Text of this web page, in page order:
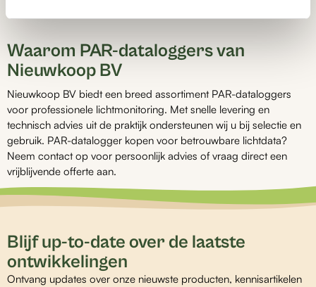
Waarom PAR-dataloggers van
Nieuwkoop BV
Nieuwkoop BV biedt een breed assortiment PAR-dataloggers
voor professionele lichtmonitoring. Met snelle levering en
technisch advies uit de praktijk ondersteunen wij u bij selectie en
gebruik. PAR-datalogger kopen voor betrouwbare lichtdata?
Neem contact op voor persoonlijk advies of vraag direct een
vrijblijvende offerte aan.
Blijf up-to-date over de laatste
ontwikkelingen
Ontvang updates over onze nieuwste producten, kennisartikelen